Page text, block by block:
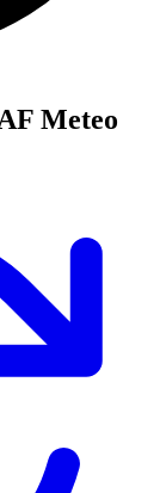
Meteo